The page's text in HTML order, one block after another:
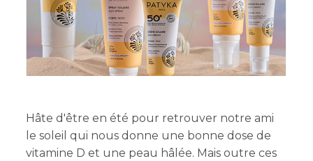
Hâte d'être en été pour retrouver notre ami
le soleil qui nous donne une bonne dose de
vitamine D et une peau hâlée. Mais outre ces